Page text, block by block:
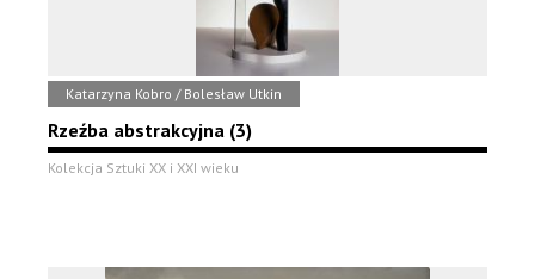
Katarzyna Kobro / Bolesław Utkin
Rzeźba abstrakcyjna (3)
Kolekcja Sztuki XX i XXI wieku